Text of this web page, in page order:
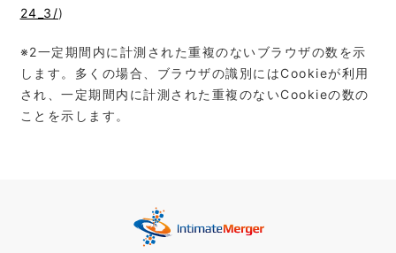
24_3/)
※2⼀定期間内に計測された重複のないブラウザの数を⽰
します。多くの場合、ブラウザの識別にはCookieが利⽤
され、⼀定期間内に計測された重複のないCookieの数の
ことを⽰します。